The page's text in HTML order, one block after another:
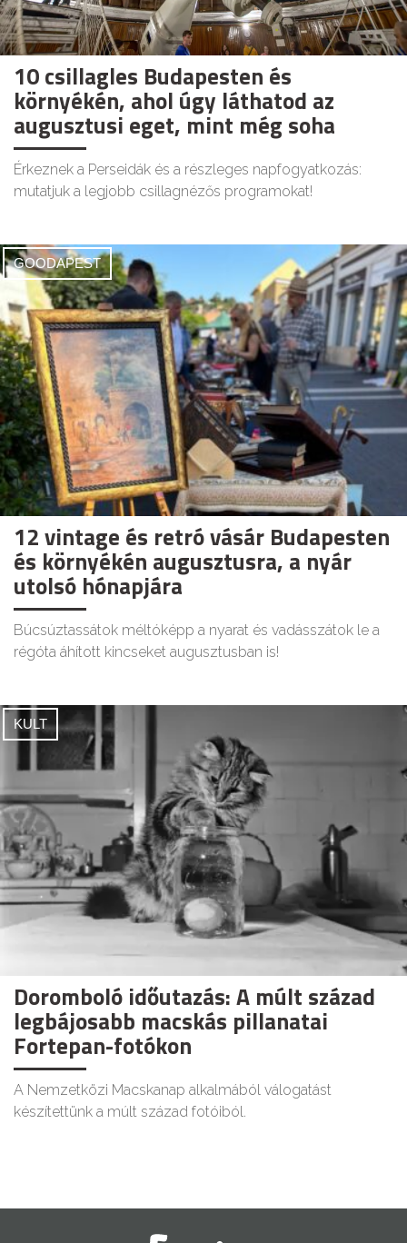
10 csillagles Budapesten és
környékén, ahol úgy láthatod az
augusztusi eget, mint még soha
Érkeznek a Perseidák és a részleges napfogyatkozás:
mutatjuk a legjobb csillagnézős programokat!
GOODAPEST
12 vintage és retró vásár Budapesten
és környékén augusztusra, a nyár
utolsó hónapjára
Búcsúztassátok méltóképp a nyarat és vadásszátok le a
régóta áhított kincseket augusztusban is!
KULT
Doromboló időutazás: A múlt század
legbájosabb macskás pillanatai
Fortepan-fotókon
A Nemzetközi Macskanap alkalmából válogatást
készítettünk a múlt század fotóiból.